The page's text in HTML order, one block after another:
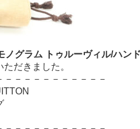
ノグラム トゥルーヴィル/ハン
だきました。
－－－－－－－－－－－